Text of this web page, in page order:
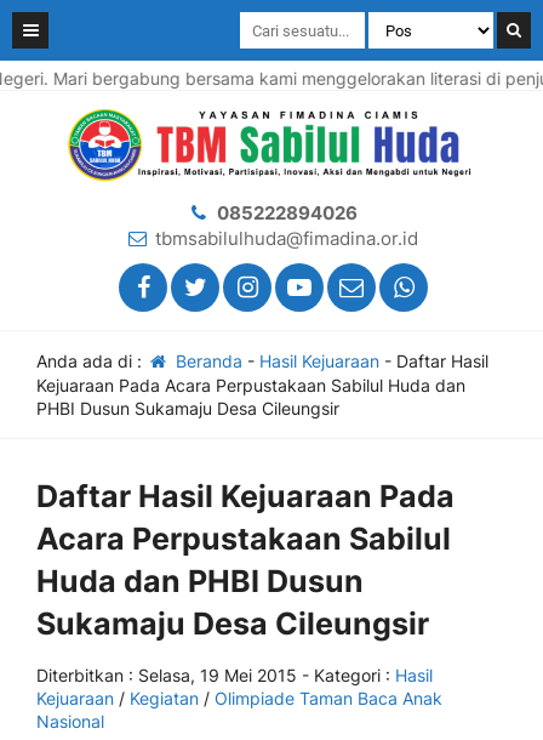
Mari bergabung bersama kami menggelorakan literasi di
085222894026
tbmsabilulhuda@fimadina.or.id
Anda ada di : Beranda - Hasil Kejuaraan- Daftar Hasil
Kejuaraan Pada Acara Perpustakaan Sabilul Huda dan
PHBI Dusun Sukamaju Desa Cileungsir
Daftar Hasil Kejuaraan Pada
Acara Perpustakaan Sabilul
Huda dan PHBI Dusun
Sukamaju Desa Cileungsir
Diterbitkan : Selasa, 19 Mei 2015 - Kategori : Hasil
Kejuaraan / Kegiatan / Olimpiade Taman Baca Anak
Nasional